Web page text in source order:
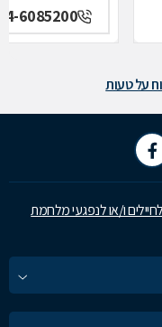
6085200
על טעות
ו/או לנפגעי מלחמת